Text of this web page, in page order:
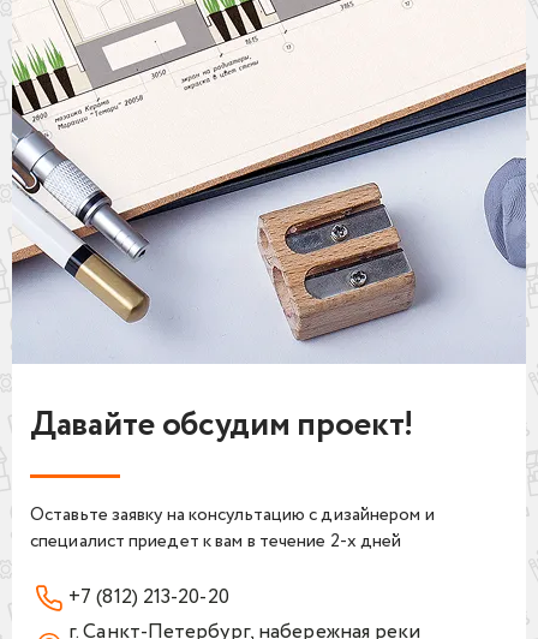
Давайте обсудим проект!
Оставьте заявку на консультацию с дизайнером и
специалист приедет к вам в течение 2-х дней
+7 (812) 213-20-20
г. Санкт-Петербург, набережная реки